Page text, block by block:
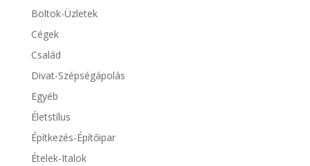
Boltok-Üzletek
Cégek
Család
Divat-Szépségápolás
Egyéb
Életstílus
Építkezés-Építőipar
Ételek-Italok